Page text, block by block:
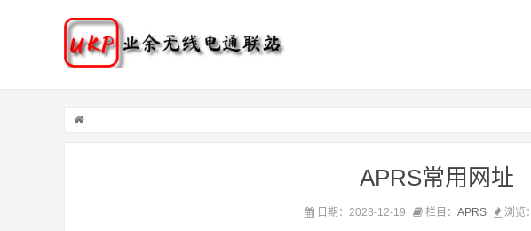
APRS常用网址
日期：2023-12-19 栏目： APRS 浏览：